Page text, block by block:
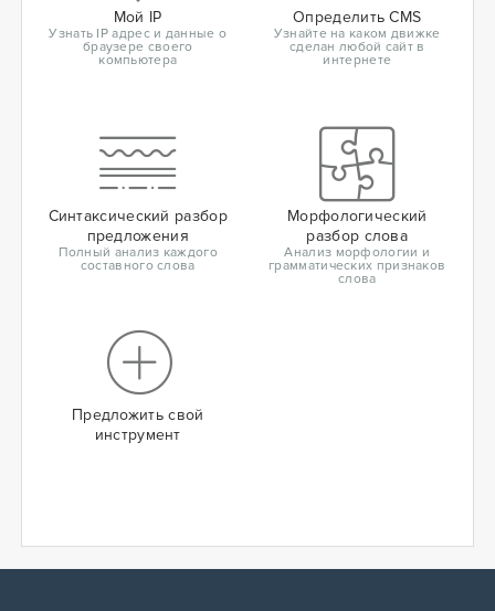
Мой IP
Узнать IP адрес и данные о
браузере своего
компьютера
Определить CMS
Узнайте на каком движке
сделан любой сайт в
интернете
Синтаксический разбор
предложения
Полный анализ каждого
составного слова
Морфологический
разбор слова
Анализ морфологии и
грамматических признаков
слова
Предложить свой
инструмент